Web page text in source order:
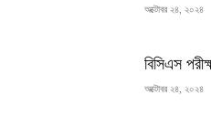
অক্টোবর ২৪, ২০২৪
বিসিএস
অক্টোবর ২৪, ২০২৪